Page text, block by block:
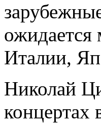
ожидается
Италии,
Николай
концертах